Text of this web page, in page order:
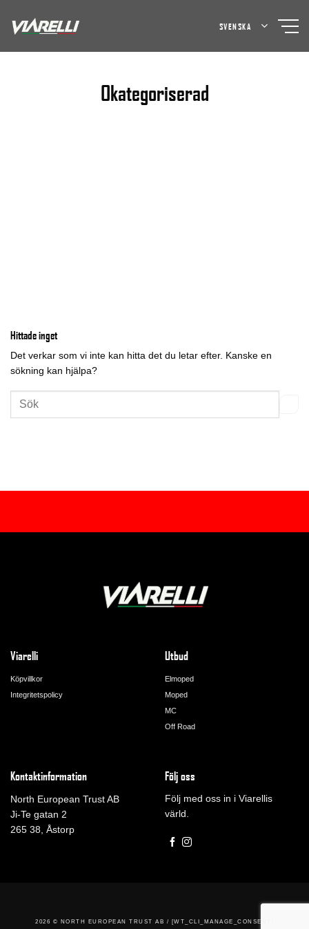
content
SVENSKA
Okategoriserad
Hittade inget
Det verkar som vi inte kan hitta det du letar efter. Kanske en
sökning kan hjälpa?
Kontaktinformation
North European Trust AB
Ji-Te gatan 2
265 38, Åstorp
Viarelli
Köpvillkor
Integritetspolicy
Utbud
Elmoped
Moped
MC
Off Road
Följ oss
Följ med oss in i Viarellis
värld.
2026 © NORTH EUROPEAN TRUST AB / [WT_CLI_MANAGE_CONSENT]